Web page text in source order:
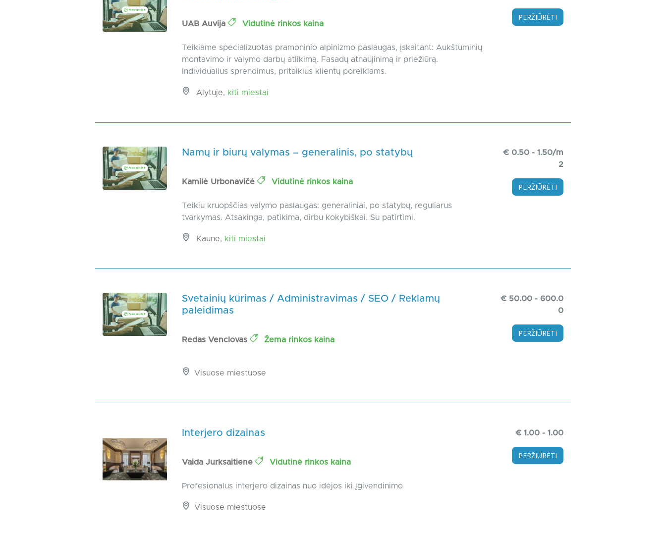
UAB Auvija Vidutinė rinkos kaina
Teikiame specializuotas pramoninio alpinizmo paslaugas, įskaitant: Aukštuminių
montavimo ir valymo darbų atlikimą. Fasadų atnaujinimą ir priežiūrą.
Individualius sprendimus, pritaikius klientų poreikiams.
Alytuje, kiti miestai
PERŽIŪRĖTI
Namų ir biurų valymas – generalinis, po statybų
Kamilė Urbonavičė Vidutinė rinkos kaina
Teikiu kruopščias valymo paslaugas: generaliniai, po statybų, reguliarus
tvarkymas. Atsakinga, patikima, dirbu kokybiškai. Su patirtimi.
Kaune, kiti miestai
€ 0.50 - 1.50/m
2
PERŽIŪRĖTI
Svetainių kūrimas / Administravimas / SEO / Reklamų
paleidimas
Redas Venclovas Žema rinkos kaina
Visuose miestuose
€ 50.00 - 600.0
0
PERŽIŪRĖTI
Interjero dizainas
Vaida Jurksaitiene Vidutinė rinkos kaina
Profesionalus interjero dizainas nuo idėjos iki įgivendinimo
Visuose miestuose
€ 1.00 - 1.00
PERŽIŪRĖTI